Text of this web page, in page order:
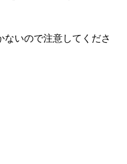
ないので注意してくださ